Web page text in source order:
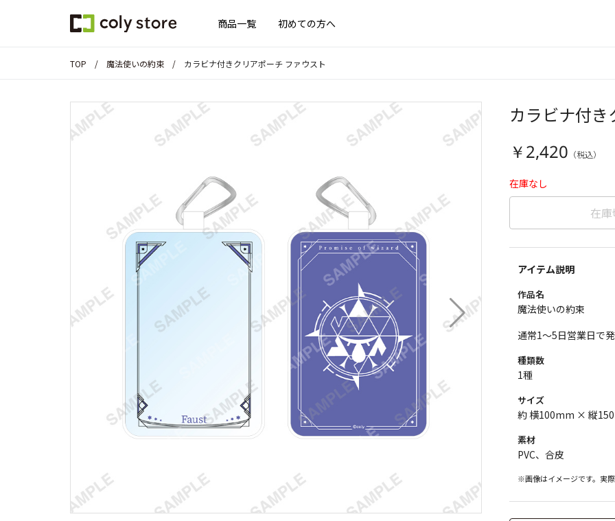
商品一覧 初めての方へ
TOP 魔法使いの約束 カラビナ付きクリアポーチ ファウスト
カラビナ付
￥2,420
在庫なし
在
アイテム説明
作品名
魔法使いの約束
通常1～5日営業日で
種類数
1種
サイズ
約 横100mm × 縦
素材
PVC、合皮
※画像はイメージです。実